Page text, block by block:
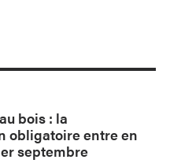
bois : la
obligatoire entre en
septembre